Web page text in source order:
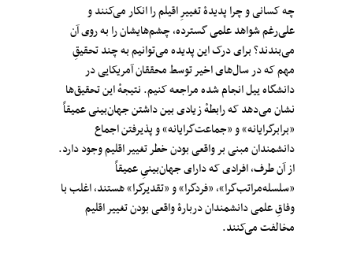
چه کسانی و چرا پدیدهٔ تغییرِ اقیلم را انکار می‌کنند و
علی‌رغم شواهد علمی گسترده، چشم‌هایشان را به روی آن
می‌بندند؟ برای درک این پدیده می‌توانیم به چند تحقیقِ
مهم که در سال‌های اخیر توسط محققان آمریکایی در
دانشگاه ییل انجام شده مراجعه کنیم. نتیجهٔ این تحقیق‌ها
نشان می‌دهد که رابطهٔ زیادی بین داشتن جهان‌بینی عمیقاً
«برابرگرایانه»‌‌ و «جماعت‌گرایانه» و پذیرفتن اجماع
دانشمندان مبنی بر واقعی بودن خطر تغییر اقلیم وجود دارد.
از آن طرف، افرادی که دارای جهان‌بینیِ عمیقاً
«سلسله‌مراتب‌گرا»، «فردگرا» و «تقدیرگرا» هستند، اغلب با
وفاقِ علمی دانشمندان دربارهٔ واقعی بودن تغییر اقلیم
مخالفت می‌کنند.